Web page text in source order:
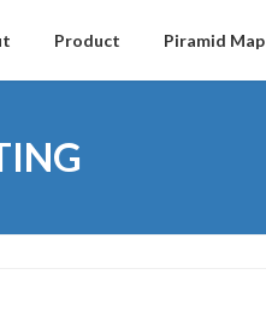
Product Piramid Map